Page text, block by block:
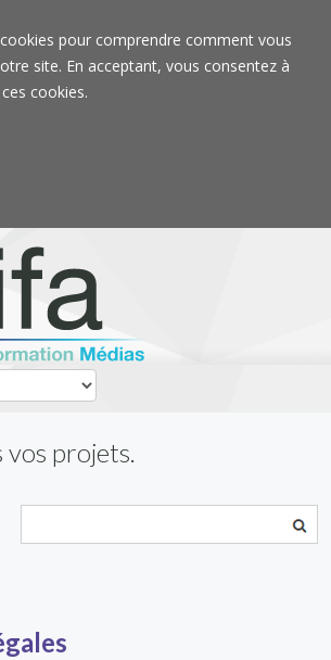
pour comprendre comment vous
site. En acceptant, vous consentez à
cookies.
vos projets.